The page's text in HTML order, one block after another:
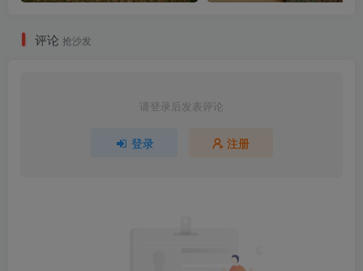
评论 抢沙发
请登录后发表评论
登录 注册